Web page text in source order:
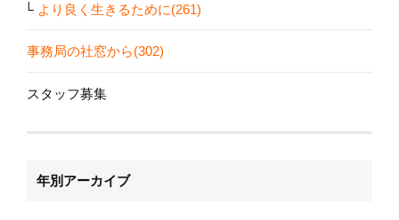
より良く生きるために(261)
事務局の社窓から(302)
スタッフ募集
年別アーカイブ